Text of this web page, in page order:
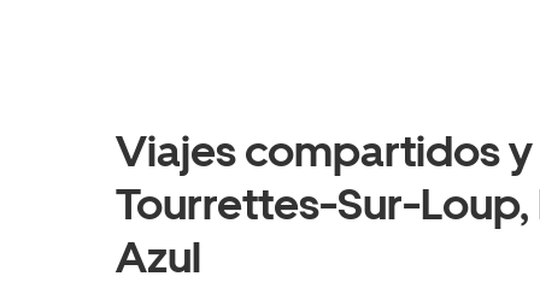
Viajes compartidos
Tourrettes-Sur-
Azul